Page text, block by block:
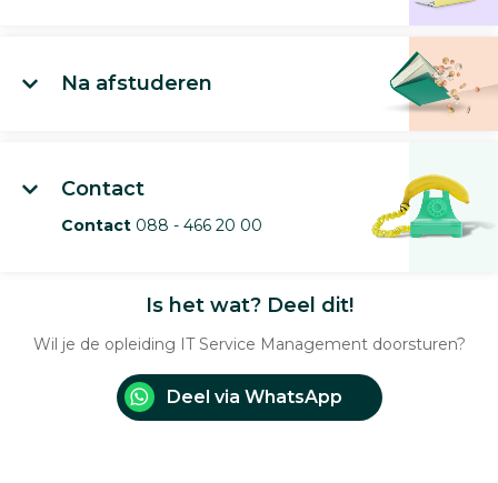
Na afstuderen
Contact
Contact 088 - 466 20 00
Is het wat? Deel dit!
Wil je de opleiding IT Service Management doorsturen?
Deel via WhatsApp